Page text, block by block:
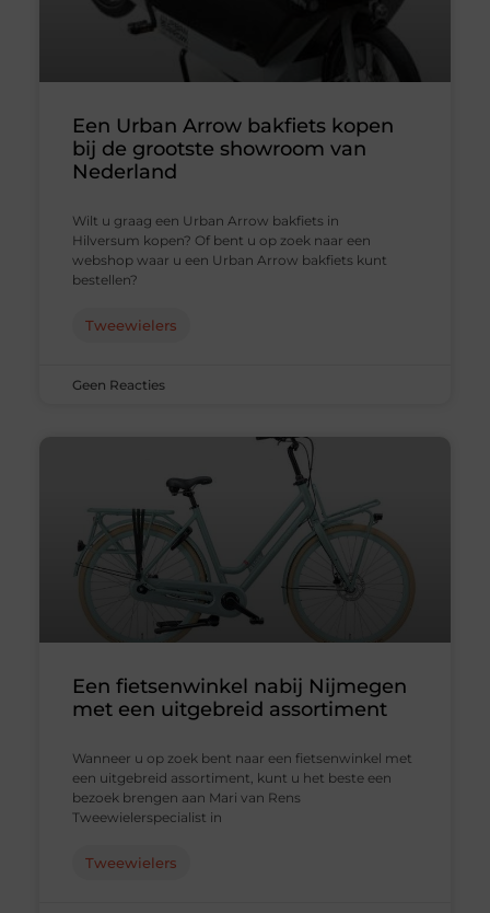
Een Urban Arrow bakfiets kopen
bij de grootste showroom van
Nederland
Wilt u graag een Urban Arrow bakfiets in
Hilversum kopen? Of bent u op zoek naar een
webshop waar u een Urban Arrow bakfiets kunt
bestellen?
Tweewielers
Geen Reacties
Een fietsenwinkel nabij Nijmegen
met een uitgebreid assortiment
Wanneer u op zoek bent naar een fietsenwinkel met
een uitgebreid assortiment, kunt u het beste een
bezoek brengen aan Mari van Rens
Tweewielerspecialist in
Tweewielers